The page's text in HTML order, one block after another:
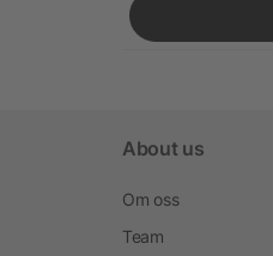
About us
Om oss
Team